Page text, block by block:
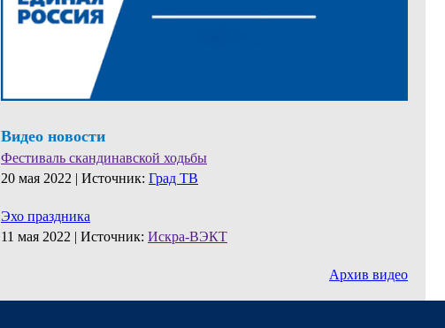
Видео новости
Фестиваль скандинавской ходьбы
20 мая 2022 | Источник: Град ТВ
Эхо праздника
11 мая 2022 | Источник: Искра-ВЭКТ
Архив видео